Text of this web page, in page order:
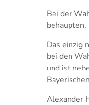
Bei der
Das einzig
bei den
und ist
Alexander